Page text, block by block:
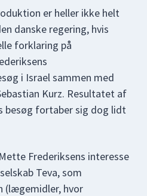
er heller ikke helt
danske regering, hvis
forklaring på
i Israel sammen med
Kurz. Resultatet af
besøg fortaber sig dog lidt
Frederiksens interesse
Teva, som
(lægemidler, hvor